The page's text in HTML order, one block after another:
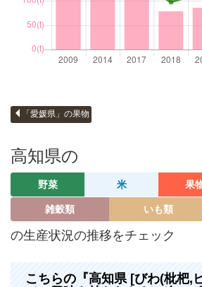
「愛媛県」の果物
高知県の
野菜 米 果
雑穀類 いも類
の生産状況の推移をチェック
こちらの『高知県 [びわ(枇杷,